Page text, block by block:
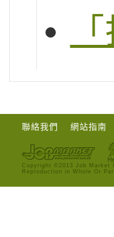
聯絡我們 網站指南
Copyright ©2013 Job Market
Reproduction in Whole Or